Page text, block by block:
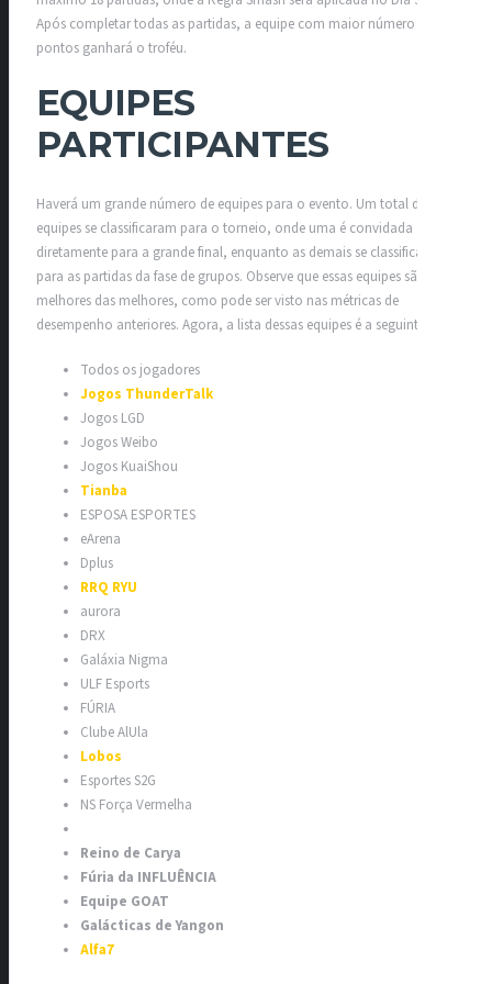
Após completar todas as partidas, a equipe com maior número de
pontos ganhará o troféu.
EQUIPES
PARTICIPANTES
Haverá um grande número de equipes para o evento. Um total de 25
equipes se classificaram para o torneio, onde uma é convidada
diretamente para a grande final, enquanto as demais se classificam
para as partidas da fase de grupos. Observe que essas equipes são as
melhores das melhores, como pode ser visto nas métricas de
desempenho anteriores. Agora, a lista dessas equipes é a seguinte:
Todos os jogadores
Jogos ThunderTalk
Jogos LGD
Jogos Weibo
Jogos KuaiShou
Tianba
ESPOSA ESPORTES
eArena
Dplus
RRQ RYU
aurora
DRX
Galáxia Nigma
ULF Esports
FÚRIA
Clube AlUla
Lobos
Esportes S2G
NS Força Vermelha
Reino de Carya
Fúria da INFLUÊNCIA
Equipe GOAT
Galácticas de Yangon
Alfa7